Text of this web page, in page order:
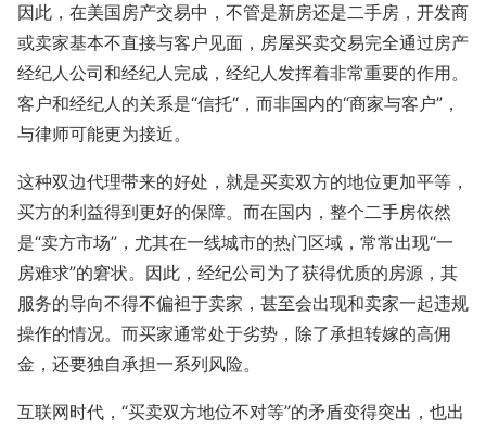
因此，在美国房产交易中，不管是新房还是二手房，开发商
或卖家基本不直接与客户见面，房屋买卖交易完全通过房产
经纪人公司和经纪人完成，经纪人发挥着非常重要的作用。
客户和经纪人的关系是“信托“，而非国内的“商家与客户”，
与律师可能更为接近。
这种双边代理带来的好处，就是买卖双方的地位更加平等，
买方的利益得到更好的保障。而在国内，整个二手房依然
是“卖方市场”，尤其在一线城市的热门区域，常常出现“一
房难求”的窘状。因此，经纪公司为了获得优质的房源，其
服务的导向不得不偏袒于卖家，甚至会出现和卖家一起违规
操作的情况。而买家通常处于劣势，除了承担转嫁的高佣
金，还要独自承担一系列风险。
互联网时代，“买卖双方地位不对等”的矛盾变得突出，也出